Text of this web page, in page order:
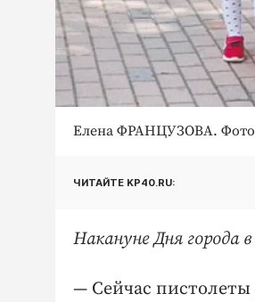
Елена ФРАНЦУЗОВА. Фото
ЧИТАЙТЕ KP40.RU:
Накануне Дня города
— Сейчас пистолеты